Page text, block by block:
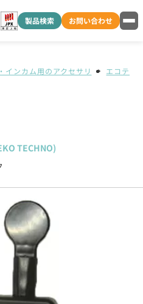
製品検索 お問い合わせ
インカム用のアクセサリ エコテク
TECHNO)